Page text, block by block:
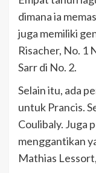
dimana ia
juga memiliki
Risacher, No. 1
Sarr di No. 2.
Selain itu, ada
untuk Prancis.
Coulibaly. Juga
menggantikan
Mathias